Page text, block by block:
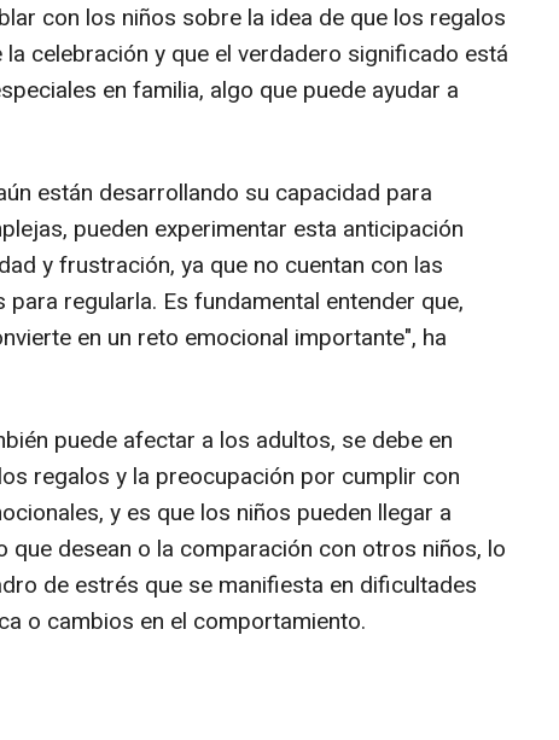
con los niños sobre la idea de que los regalos
celebración y que el verdadero significado está
en familia, algo que puede ayudar a
están desarrollando su capacidad para
pueden experimentar esta anticipación
y frustración, ya que no cuentan con las
regularla. Es fundamental entender que,
en un reto emocional importante", ha
puede afectar a los adultos, se debe en
regalos y la preocupación por cumplir con
y es que los niños pueden llegar a
que desean o la comparación con otros niños, lo
de estrés que se manifiesta en dificultades
o cambios en el comportamiento.